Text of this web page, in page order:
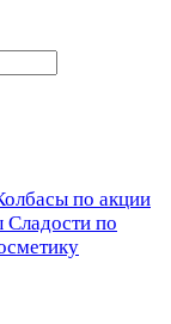
по акции
Сладости по